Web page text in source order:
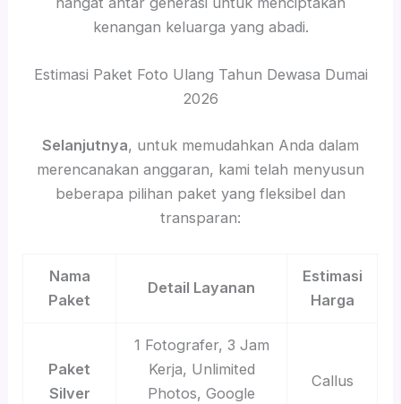
kenangan keluarga yang abadi.
Estimasi Paket Foto Ulang Tahun Dewasa Dumai
2026
Selanjutnya, untuk memudahkan Anda dalam
merencanakan anggaran, kami telah menyusun
beberapa pilihan paket yang fleksibel dan
transparan:
Nama
Paket
Detail Layanan
Estimasi
Harga
Paket
Silver
1 Fotografer, 3 Jam
Kerja, Unlimited
Photos, Google
Callus